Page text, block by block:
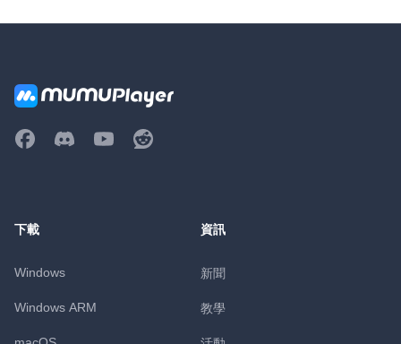
下載
Windows
Windows ARM
資訊
新聞
教學